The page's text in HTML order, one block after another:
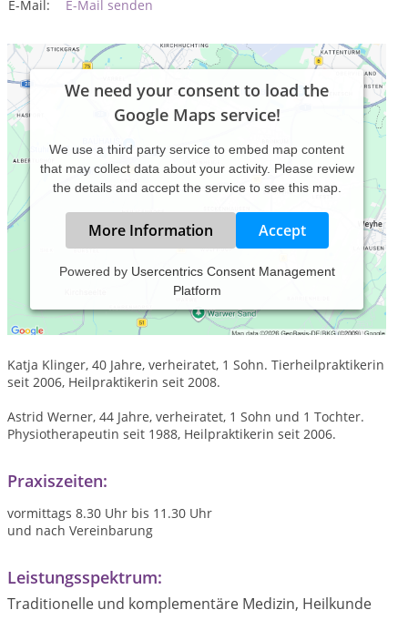
E-Mail:
E-Mail senden
We need your consent to load the
Google Maps service!
We use a third party service to embed map content
that may collect data about your activity. Please review
the details and accept the service to see this map.
More Information Accept
Powered by Usercentrics Consent Management
Platform
Seit 2009 behandeln wir Patienten in unserer
Gemeinschaftspraxis in Süderbrarup.
Wer wir sind:
Katja Klinger, 40 Jahre, verheiratet, 1 Sohn. Tierheilpraktikerin
seit 2006, Heilpraktikerin seit 2008.
Astrid Werner, 44 Jahre, verheiratet, 1 Sohn und 1 Tochter.
Physiotherapeutin seit 1988, Heilpraktikerin seit 2006.
Praxiszeiten:
vormittags 8.30 Uhr bis 11.30 Uhr
und nach Vereinbarung
Leistungsspektrum:
Traditionelle und komplementäre Medizin, Heilkunde